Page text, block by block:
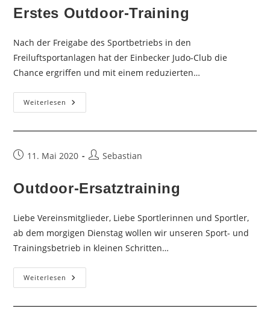
Erstes Outdoor-Training
Nach der Freigabe des Sportbetriebs in den
Freiluftsportanlagen hat der Einbecker Judo-Club die
Chance ergriffen und mit einem reduzierten…
Weiterlesen Erstes
Outdoor-
Beitrag11. Mai 2020
Beitrags-
Sebastian
Outdoor-Ersatztraining
Liebe Vereinsmitglieder, Liebe Sportlerinnen und Sportler,
ab dem morgigen Dienstag wollen wir unseren Sport- und
Trainingsbetrieb in kleinen Schritten…
Weiterlesen Outdoor-
Ersatztraining